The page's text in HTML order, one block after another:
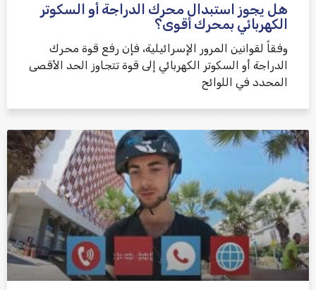
هل يجوز استبدال محرك الدراجة أو السكوتر
الكهربائي بمحرك أقوى؟
وفقاً لقوانين المرور الإسرائيلية، فإن رفع قوة محرك
الدراجة أو السكوتر الكهربائي إلى قوة تتجاوز الحد الأقصى
المحدد في اللوائح